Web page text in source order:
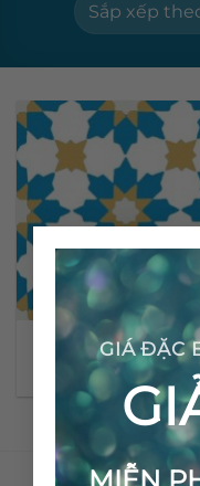
GIÁ ĐẶC
Gạch bông cổ điển
3.6